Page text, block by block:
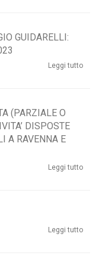
GUIDARELLI:
Leggi tutto
(PARZIALE O
DISPOSTE
A RAVENNA E
Leggi tutto
Leggi tutto